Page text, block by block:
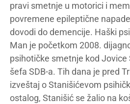
pravi smetnje u motorici i
povremene epileptične
dovodi do demencije. Haški
Man je početkom 2008.
psihotičke smetnje kod Jovice
šefa SDB-a. Tih dana je pred
izveštaj o Stanišićevom
ostalog, Stanišić se žalio na